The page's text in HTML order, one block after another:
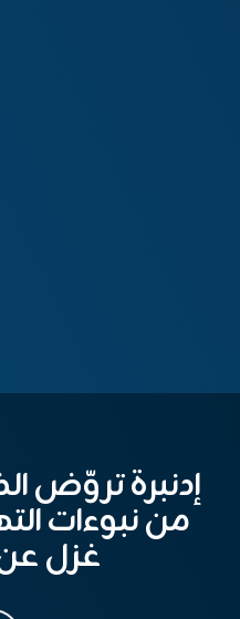
إدنبرة تروّض
من نبوءات
غزل